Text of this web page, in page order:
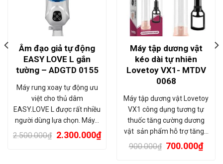
Âm đạo giả tự động
EASY LOVE L gắn
tường – ADGTD 0155
Máy rung xoay tự động ưu
việt cho thủ dâm
EASY.LOVE L được rất nhiều
người dùng lựa chọn. Máy…
2.500.000₫ 2.300.000₫
Máy tập dương vật
kéo dài tự nhiên
Lovetoy VX1- MTDV
0068
Máy tập dương vật Lovetoy
VX1 công dụng tương tự
thuốc tăng cường dương
vật sản phẩm hỗ trợ tăng…
900.000₫ 700.000₫